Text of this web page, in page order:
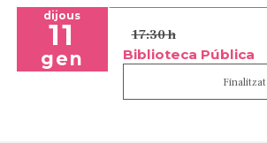
dijous
11
gen
17:30 h
Biblioteca Pública
Finalitzat